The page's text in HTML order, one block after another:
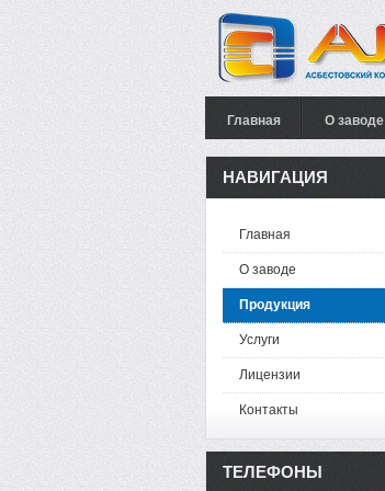
Главная О заводе
НАВИГАЦИЯ
Главная
О заводе
Продукция
Услуги
Лицензии
Контакты
ТЕЛЕФОНЫ